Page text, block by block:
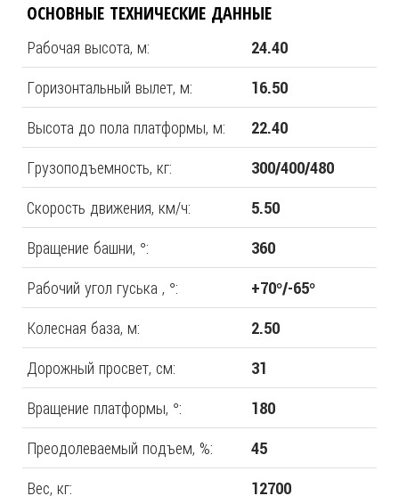
ОСНОВНЫЕ ТЕХНИЧЕСКИЕ ДАННЫЕ
Рабочая высота, м: 24.40
Горизонтальный вылет, м: 16.50
Высота до пола платформы, м: 22.40
Грузоподъемность, кг: 300/400/480
Скорость движения, км/ч: 5.50
Вращение башни, °: 360
Рабочий угол гуська , °: +70°/-65°
Колесная база, м: 2.50
Дорожный просвет, см: 31
Вращение платформы, °: 180
Преодолеваемый подъем, %: 45
Вес, кг: 12700